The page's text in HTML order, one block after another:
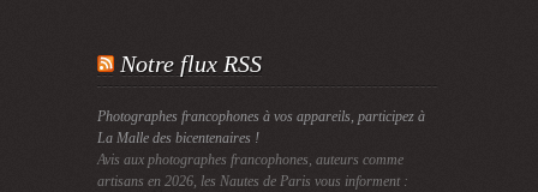
Notre flux RSS
Photographes francophones à vos appareils, participez à
La Malle des bicentenaires !
Avis aux photographes francophones, auteurs comme
artisans en 2026, les Nautes de Paris vous informent :